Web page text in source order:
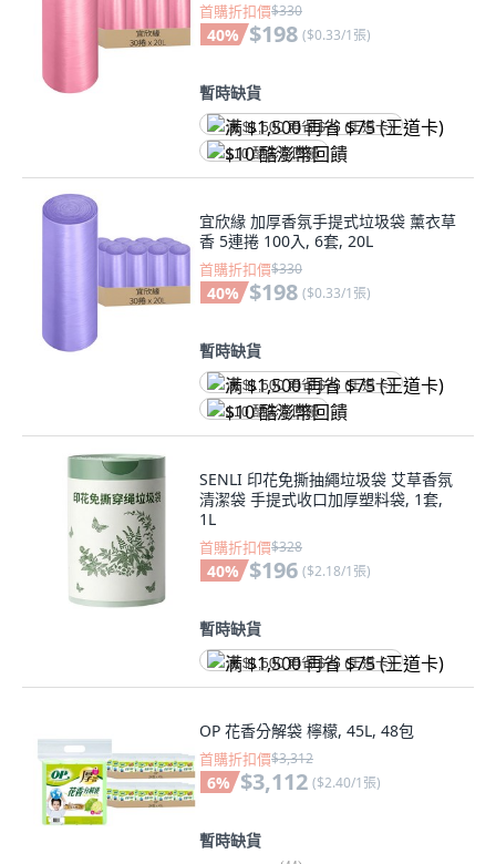
首購折扣價$330
40% $198 ($0.33/1張)
暫時缺貨
满 $1,500 再省 $75 (王道卡)
$10 酷澎幣回饋
宜欣緣 加厚香氛手提式垃圾袋 薰衣草
香 5連捲 100入, 6套, 20L
首購折扣價$330
40% $198 ($0.33/1張)
暫時缺貨
满 $1,500 再省 $75 (王道卡)
$10 酷澎幣回饋
SENLI 印花免撕抽繩垃圾袋 艾草香氛
清潔袋 手提式收口加厚塑料袋, 1套,
1L
首購折扣價$328
40% $196 ($2.18/1張)
暫時缺貨
满 $1,500 再省 $75 (王道卡)
OP 花香分解袋 檸檬, 45L, 48包
首購折扣價$3,312
6% $3,112 ($2.40/1張)
暫時缺貨